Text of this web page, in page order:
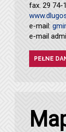
fax. 29 74-
e-mail:
e-mail
PEŁNE